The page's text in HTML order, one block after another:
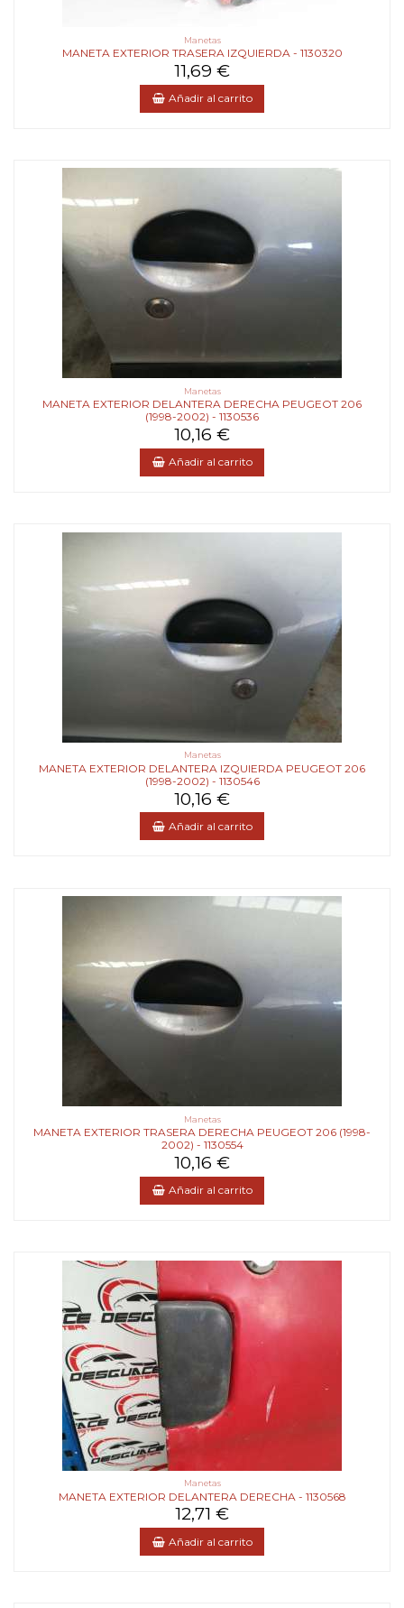
Manetas
MANETA EXTERIOR TRASERA IZQUIERDA - 1130320
11,69 €
Añadir al carrito
Manetas
MANETA EXTERIOR DELANTERA DERECHA PEUGEOT 206
(1998-2002) - 1130536
10,16 €
Añadir al carrito
Manetas
MANETA EXTERIOR DELANTERA IZQUIERDA PEUGEOT 206
(1998-2002) - 1130546
10,16 €
Añadir al carrito
Manetas
MANETA EXTERIOR TRASERA DERECHA PEUGEOT 206 (1998-
2002) - 1130554
10,16 €
Añadir al carrito
Manetas
MANETA EXTERIOR DELANTERA DERECHA - 1130568
12,71 €
Añadir al carrito